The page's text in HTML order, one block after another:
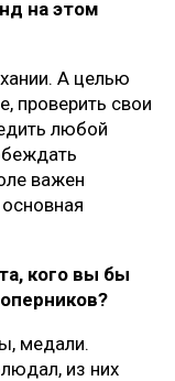
на этом
А целью
проверить свои
любой
важен
кого вы бы
медали.
из них